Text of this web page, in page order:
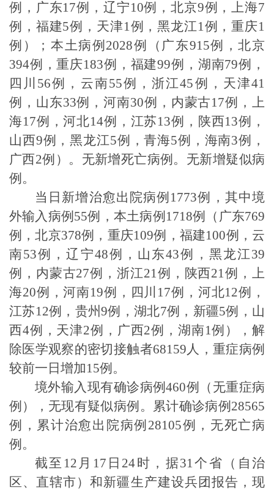
例，广东17例，辽宁10例，北京9例，上海7
例，福建5例，天津1例，黑龙江1例，重庆1
例）；本土病例2028例（广东915例，北京
394例，重庆183例，福建99例，湖南79例，
四川56例，云南55例，浙江45例，天津41
例，山东33例，河南30例，内蒙古17例，上
海17例，河北14例，江苏13例，陕西13例，
山西9例，黑龙江5例，青海5例，海南3例，
广西2例）。无新增死亡病例。无新增疑似病
例。
当日新增治愈出院病例 1773例，其中境
外输入病例55例，本土病例1718例（广东769
例，北京378例，重庆109例，福建100例，云
南53例，辽宁48例，山东43例，黑龙江39
例，内蒙古27例，浙江21例，陕西21例，上
海20例，河南19例，四川17例，河北12例，
江苏12例，贵州9例，湖北7例，新疆5例，山
西4例，天津2例，广西2例，湖南1例），解
除医学观察的密切接触者68159人，重症病例
较前一日增加15例。
境外输入现有确诊病例460例（无重症病
例），无现有疑似病例。累计确诊病例28565
例，累计治愈出院病例28105例，无死亡病
例。
截至 12月17日24时，据31个省（自治
区、直辖市）和新疆生产建设兵团报告，现